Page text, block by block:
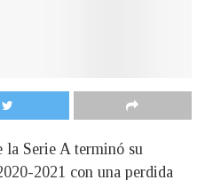
la Serie A terminó su
2021 con una perdida